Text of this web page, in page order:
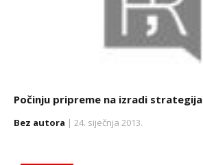
Počinju pripreme na izradi strategija
Bez autora | 24. siječnja 2013.